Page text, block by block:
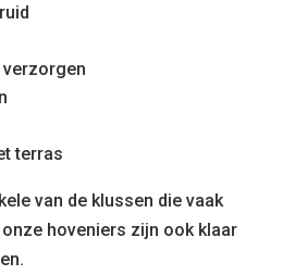
verzorgen
terras
van de klussen die vaak
hoveniers zijn ook klaar